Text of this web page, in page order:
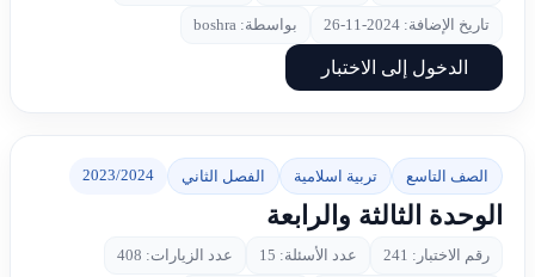
تاريخ الإضافة: 2024-11-26 بواسطة: boshra
الدخول إلى الاختبار
الصف التاسع تربية اسلامية الفصل الثاني 2023/2024
الوحدة الثالثة والرابعة
رقم الاختبار: 241 عدد الأسئلة: 15 عدد الزيارات: 408